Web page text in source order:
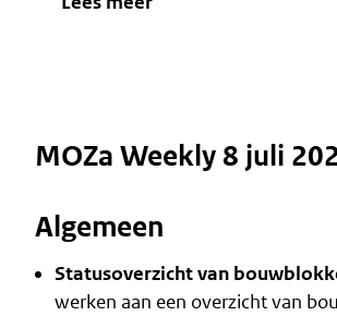
MOZa Weekly 8 juli
Algemeen
Statusoverzicht van
werken aan een overzicht van